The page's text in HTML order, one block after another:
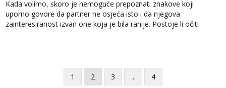
Kada volimo, skoro je nemoguće prepoznati znakove koji
uporno govore da partner ne osjeća isto i da njegova
zainteresiranost izvan one koja je bila ranije. Postoje li očiti
1 2 3 ... 4